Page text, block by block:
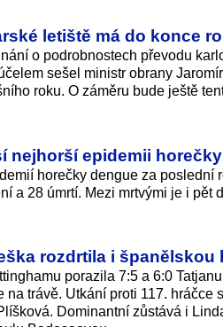
letiště má do konce
o podrobnostech převodu
sešel ministr obrany
roku. O záměru bude ještě
nejhorší epidemii
horečky dengue za poslední
a 28 úmrtí. Mezi mrtvými je i pět
rozdrtila i
porazila 7:5 a 6:0
na trávě. Utkání proti 117.
Dominantní zůstává i